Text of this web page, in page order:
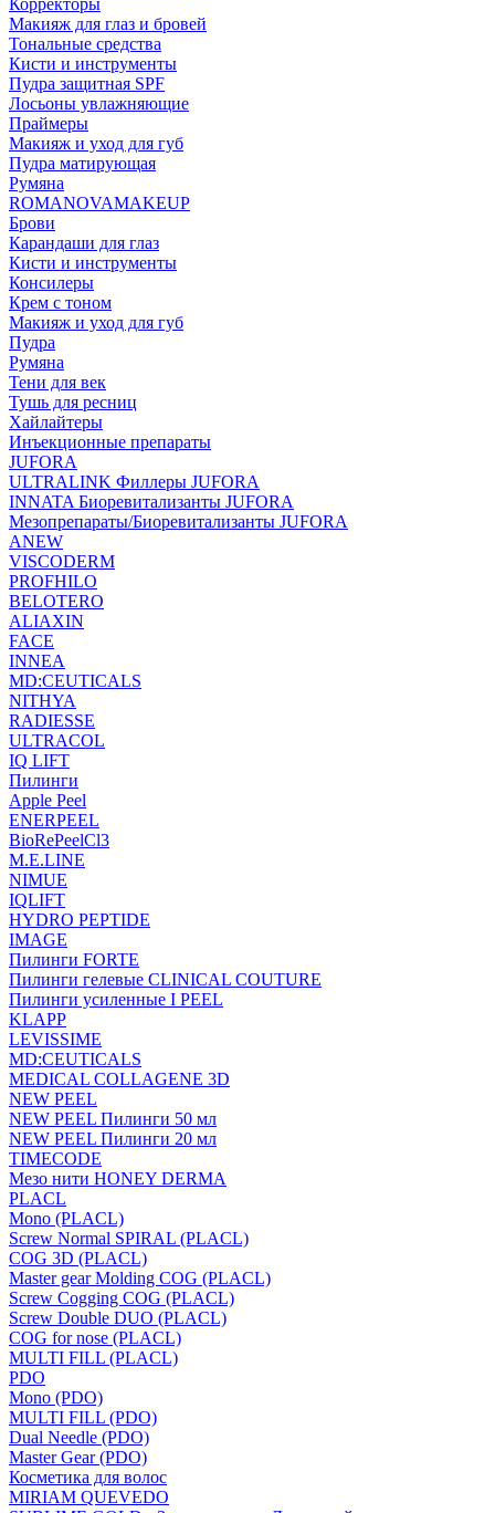
Корректоры
Макияж для глаз и бровей
Тональные средства
Кисти и инструменты
Пудра защитная SPF
Лосьоны увлажняющие
Праймеры
Макияж и уход для губ
Пудра матирующая
Румяна
ROMANOVAMAKEUP
Брови
Карандаши для глаз
Кисти и инструменты
Консилеры
Крем с тоном
Макияж и уход для губ
Пудра
Румяна
Тени для век
Тушь для ресниц
Хайлайтеры
Инъекционные препараты
JUFORA
ULTRALINK Филлеры JUFORA
INNATA Биоревитализанты JUFORA
Мезопрепараты/Биоревитализанты JUFORA
ANEW
VISCODERM
PROFHILO
BELOTERO
ALIAXIN
FACE
INNEA
MD:CEUTICALS
NITHYA
RADIESSE
ULTRACOL
IQ LIFT
Пилинги
Apple Peel
ENERPEEL
BioRePeelCl3
M.E.LINE
NIMUE
IQLIFT
HYDRO PEPTIDE
IMAGE
Пилинги FORTE
Пилинги гелевые CLINICAL COUTURE
Пилинги усиленные I PEEL
KLAPP
LEVISSIME
MD:CEUTICALS
MEDICAL COLLAGENE 3D
NEW PEEL
NEW PEEL Пилинги 50 мл
NEW PEEL Пилинги 20 мл
TIMECODE
Мезо нити HONEY DERMA
PLACL
Mono (PLACL)
Screw Normal SPIRAL (PLACL)
COG 3D (PLACL)
Master gear Molding COG (PLACL)
Screw Cogging COG (PLACL)
Screw Double DUO (PLACL)
COG for nose (PLACL)
MULTI FILL (PLACL)
PDO
Mono (PDO)
MULTI FILL (PDO)
Dual Needle (PDO)
Master Gear (PDO)
Косметика для волос
MIRIAM QUEVEDO